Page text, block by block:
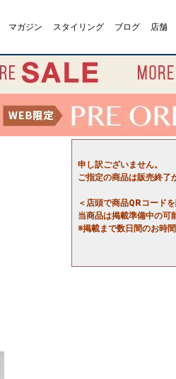
マガジン スタイリング ブログ 店舗
申し訳ございません。
ご指定の商品は販売終了
＜店頭で商品QRコード
当商品は掲載準備中の可
※掲載まで数日間のお時